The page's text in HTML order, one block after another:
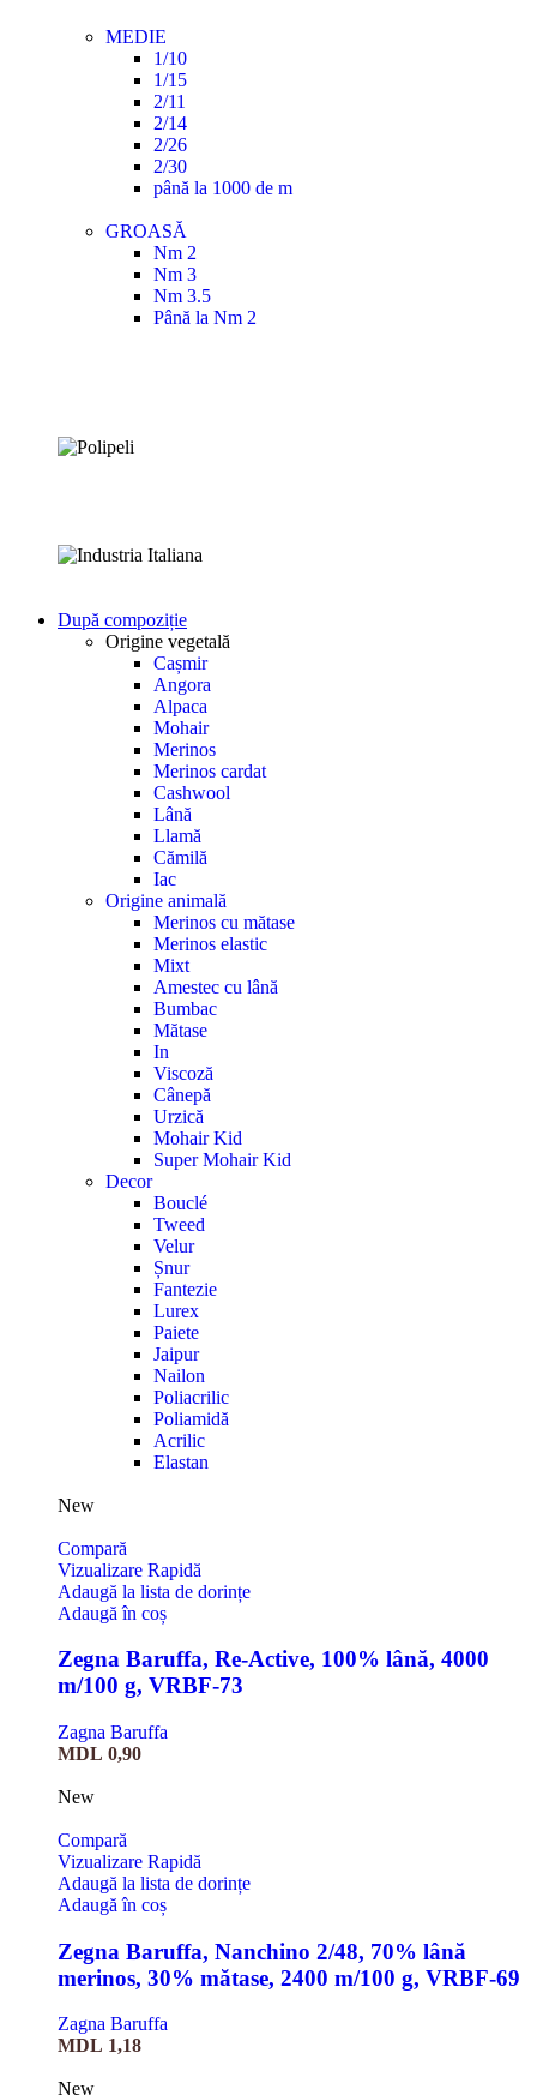
MEDIE
1/10
1/15
2/11
2/14
2/26
2/30
până la 1000 de m
GROASĂ
Nm 2
Nm 3
Nm 3.5
Până la Nm 2
După compoziție
Origine vegetală
Cașmir
Angora
Alpaca
Mohair
Merinos
Merinos cardat
Cashwool
Lână
Llamă
Cămilă
Iac
Origine animală
Merinos cu mătase
Merinos elastic
Mixt
Amestec cu lână
Bumbac
Mătase
In
Viscoză
Cânepă
Urzică
Mohair Kid
Super Mohair Kid
Decor
Bouclé
Tweed
Velur
Șnur
Fantezie
Lurex
Paiete
Jaipur
Nailon
Poliacrilic
Poliamidă
Acrilic
Elastan
New
Compară
Vizualizare Rapidă
Adaugă la lista de dorințe
Adaugă în coș
Zegna Baruffa, Re-Active, 100% lână, 4000
m/100 g, VRBF-73
Zagna Baruffa
MDL 0,90
New
Compară
Vizualizare Rapidă
Adaugă la lista de dorințe
Adaugă în coș
Zegna Baruffa, Nanchino 2/48, 70% lână
merinos, 30% mătase, 2400 m/100 g, VRBF-69
Zagna Baruffa
MDL 1,18
New